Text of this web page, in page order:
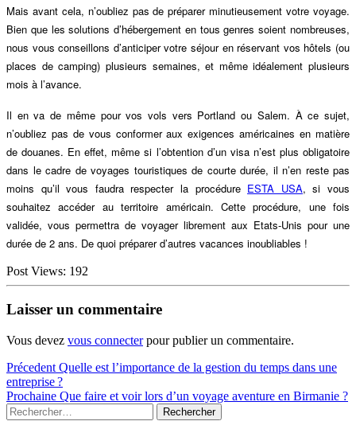
Mais avant cela, n’oubliez pas de préparer minutieusement votre voyage.
Bien que les solutions d’hébergement en tous genres soient nombreuses,
nous vous conseillons d’anticiper votre séjour en réservant vos hôtels (ou
places de camping) plusieurs semaines, et même idéalement plusieurs
mois à l’avance.
Il en va de même pour vos vols vers Portland ou Salem. À ce sujet,
n’oubliez pas de vous conformer aux exigences américaines en matière
de douanes. En effet, même si l’obtention d’un visa n’est plus obligatoire
dans le cadre de voyages touristiques de courte durée, il n’en reste pas
moins qu’il vous faudra respecter la procédure ESTA USA, si vous
souhaitez accéder au territoire américain. Cette procédure, une fois
validée, vous permettra de voyager librement aux Etats-Unis pour une
durée de 2 ans. De quoi préparer d’autres vacances inoubliables !
Post Views: 192
Laisser un commentaire
Vous devez vous connecterpour publier un commentaire.
Navigation
de
l’article
Précedent Article
précédent :
Quelle est l’importance de la gestion du temps dans une
entreprise ?
Prochaine Article
suivant :
Que faire et voir lors d’un voyage aventure en Birmanie ?
Sidebar
Rechercher :